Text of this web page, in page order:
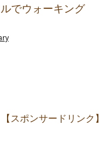
でウォーキング
【スポンサードリンク】